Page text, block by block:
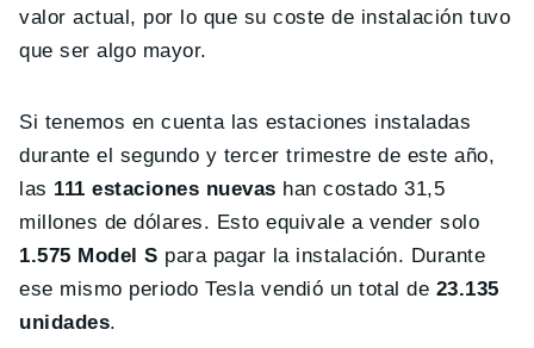
valor actual, por lo que su coste de instalación tuvo
que ser algo mayor.
Si tenemos en cuenta las estaciones instaladas
durante el segundo y tercer trimestre de este año,
las 111 estaciones nuevas han costado 31,5
millones de dólares. Esto equivale a vender solo
1.575 Model S para pagar la instalación. Durante
ese mismo periodo Tesla vendió un total de 23.135
unidades.